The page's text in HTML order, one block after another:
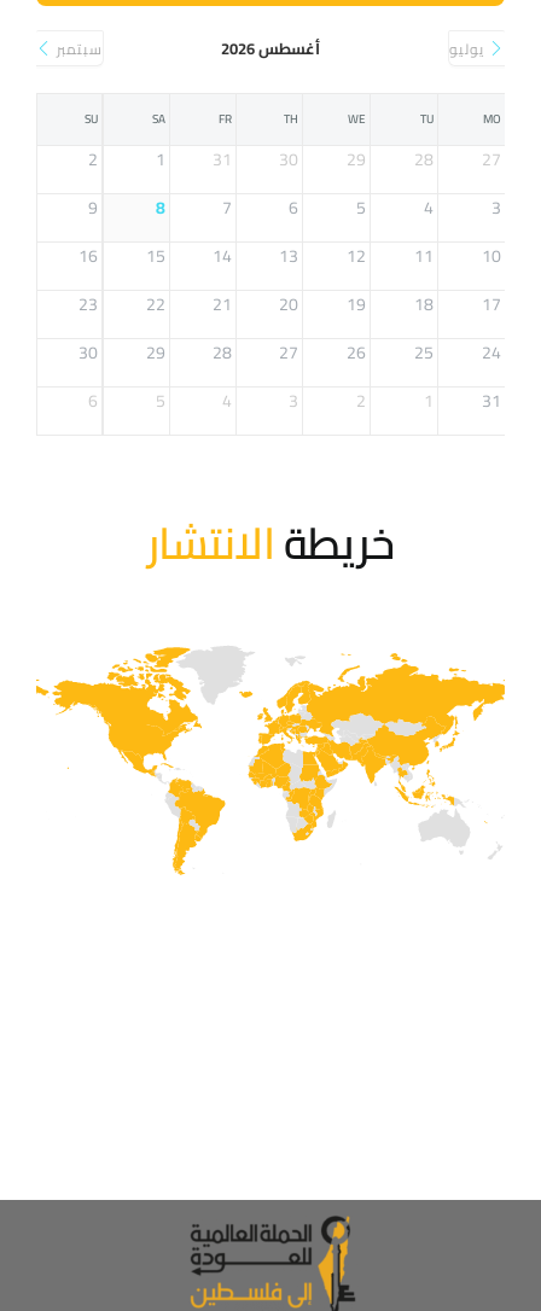
يوليو أغسطس 2026 سبتمبر
MO
TU
WE
TH
FR
SA
SU
27
28
29
30
31
1
2
3
4
5
6
7
8
9
10
11
12
13
14
15
16
17
18
19
20
21
22
23
24
25
26
27
28
29
30
31
1
2
3
4
5
6
خريطةالانتشار